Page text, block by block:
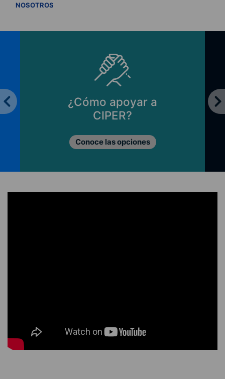
NOSOTROS
¿Cómo apoyar a
CIPER?
Conoce las opciones